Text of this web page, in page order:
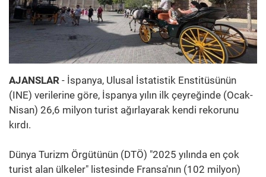
AJANSLAR - İspanya, Ulusal İstatistik Enstitüsünün
(INE) verilerine göre, İspanya yılın ilk çeyreğinde (Ocak-
Nisan) 26,6 milyon turist ağırlayarak kendi rekorunu
kırdı.
Dünya Turizm Örgütünün (DTÖ) "2025 yılında en çok
turist alan ülkeler" listesinde Fransa'nın (102 milyon)